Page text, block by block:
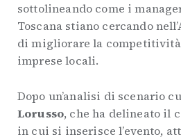
sottolineando come i
Toscana stiano cercando
di migliorare la competitività
imprese locali.
Dopo un’analisi di scenario
Lorusso, che ha delineato il
in cui si inserisce l’evento,